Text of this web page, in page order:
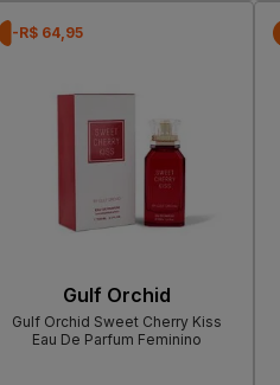
-R$ 64,95
Gulf Orchid
Gulf Orchid Sweet Cherry Kiss
Eau De Parfum Feminino